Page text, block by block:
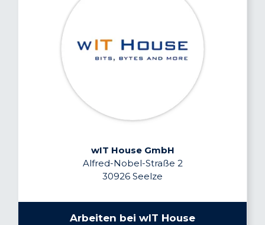
wIT House GmbH
Alfred-Nobel-Straße 2
30926 Seelze
Arbeiten bei wIT House